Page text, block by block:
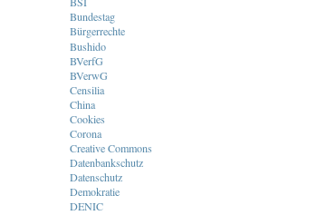
Bundestag
Bürgerrechte
Bushido
BVerfG
BVerwG
Censilia
China
Cookies
Corona
Creative Commons
Datenbankschutz
Datenschutz
Demokratie
DENIC